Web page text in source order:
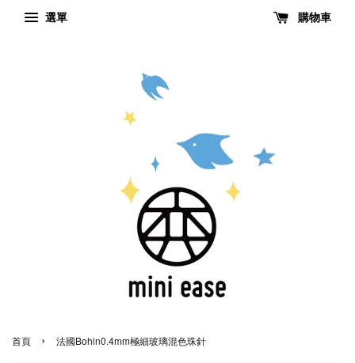
選單 購物車
首頁 › 法國Bohin0.4mm極細玻璃混色珠針